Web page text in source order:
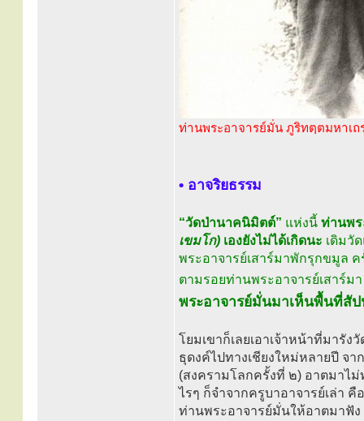
ท่านพระอาจารย์มั่น ภูริทตฺตมหาเถ
• อาจริยธรรม
“วัดป่านาคนิมิตต์” แห่งนี้ ท่านพร
เขมโก) เองยังไม่ได้เกิดนะ เดิมวั
พระอาจารย์เสาร์มาพักรุกขมูล
ตามรอยท่านพระอาจารย์เสาร์
พระอาจารย์มั่นมาเห็นพื้นที่สัป
โยมเขาก็เลยเอาเจ้าหน้าที่มารั
ธุดงค์ไปทางเชียงใหม่หลายปี
(สงครามโลกครั้งที่ ๒) อาตมาไม่
ไรๆ ก็จำจากครูบาอาจารย์เล่า
ท่านพระอาจารย์มั่นให้อาตมาฟัง